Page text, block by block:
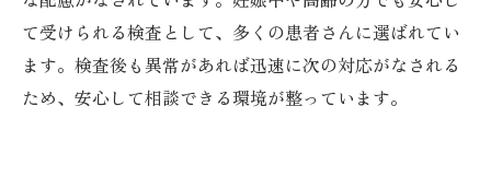
て受けられる検査として、多くの患者さんに選ばれてい
ます。検査後も異常があれば迅速に次の対応がなされる
ため、安心して相談できる環境が整っています。